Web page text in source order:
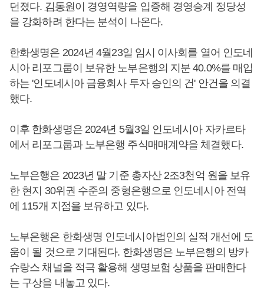
던졌다. 김동원이 경영역량을 입증해 경영승계 정당성
을 강화하려 한다는 분석이 나온다.
한화생명은 2024년 4월23일 임시 이사회를 열어 인도네
시아 리포그룹이 보유한 노부은행의 지분 40.0%를 매입
하는 '인도네시아 금융회사 투자 승인의 건' 안건을 의결
했다.
이후 한화생명은 2024년 5월3일 인도네시아 자카르타
에서 리포그룹과 노부은행 주식매매계약을 체결했다.
노부은행은 2023년 말 기준 총자산 2조3천억 원을 보유
한 현지 30위권 수준의 중형은행으로 인도네시아 전역
에 115개 지점을 보유하고 있다.
노부은행은 한화생명 인도네시아법인의 실적 개선에 도
움이 될 것으로 기대된다. 한화생명은 노부은행의 방카
슈랑스 채널을 적극 활용해 생명보험 상품을 판매한다
는 구상을 내놓고 있다.